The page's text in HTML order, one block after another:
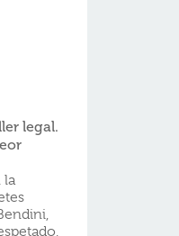
legal.
la